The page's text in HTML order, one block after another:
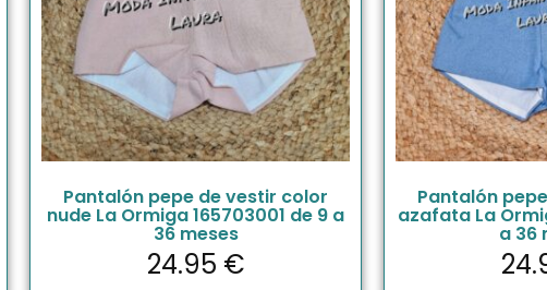
Pantalón pepe de vestir color
nude La Ormiga 165703001 de 9 a
36 meses
24.95 €
Pantalón
azafata La
a 36